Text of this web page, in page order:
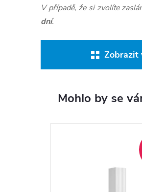
V případě, že si zvolíte
dní.
Zobrazit
Mohlo by se